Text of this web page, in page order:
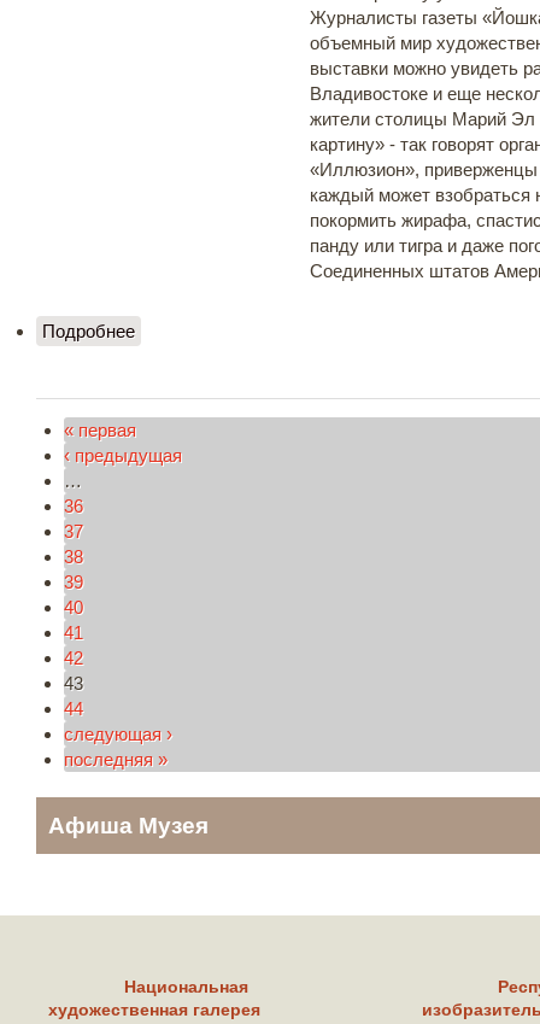
Журналисты газеты
объемный мир
выставки можно увидеть
Владивостоке и еще
жители столицы Марий Эл
картину» - так говорят
«Иллюзион»,
каждый может взобраться
покормить жирафа,
панду или тигра и даже
Соединенных штатов
Подробнее
Страницы
« первая
‹ предыдущая
…
36
37
38
39
40
41
42
43
44
следующая ›
последняя »
Афиша Музея
Национальная
художественная галерея